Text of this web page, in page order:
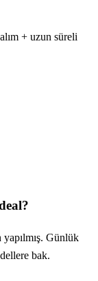
alım + uzun süreli
yapılmış. Günlük
bak.